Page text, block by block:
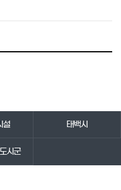
설 태백시
시군